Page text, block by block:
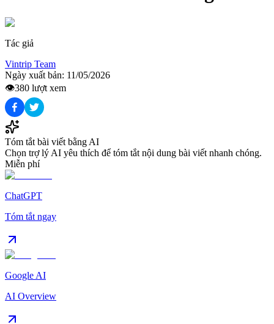
Tác giả
Vintrip Team
Ngày xuất bản: 11/05/2026
👁️380 lượt xem
Tóm tắt bài viết bằng AI
Chọn trợ lý AI yêu thích để tóm tắt nội dung bài viết nhanh chóng.
Miễn phí
ChatGPT
Tóm tắt ngay
Google AI
AI Overview